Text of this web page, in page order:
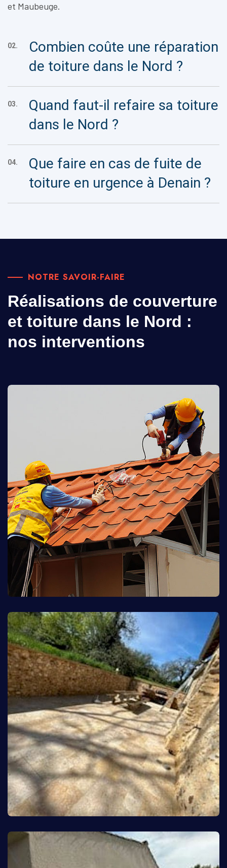
et Maubeuge.
02.
Combien coûte une réparation
de toiture dans le Nord ?
03.
Quand faut-il refaire sa toiture
dans le Nord ?
04.
Que faire en cas de fuite de
toiture en urgence à Denain ?
NOTRE SAVOIR-FAIRE
Réalisations de couverture
et toiture dans le Nord :
nos interventions